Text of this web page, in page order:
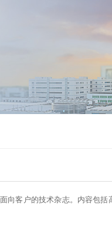
向客户的技术杂志。内容包